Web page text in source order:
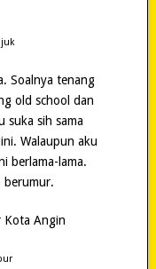
Soalnya tenang
old school dan
suka sih sama
Walaupun aku
berlama-lama.
berumur.